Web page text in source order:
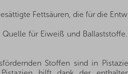
Fettsäuren, die für die
Quelle für Eiweiß und
Stoffen sind in